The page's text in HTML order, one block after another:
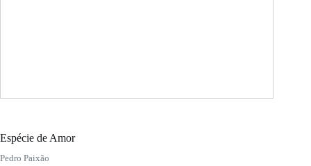
Espécie de Amor
Pedro Paixão